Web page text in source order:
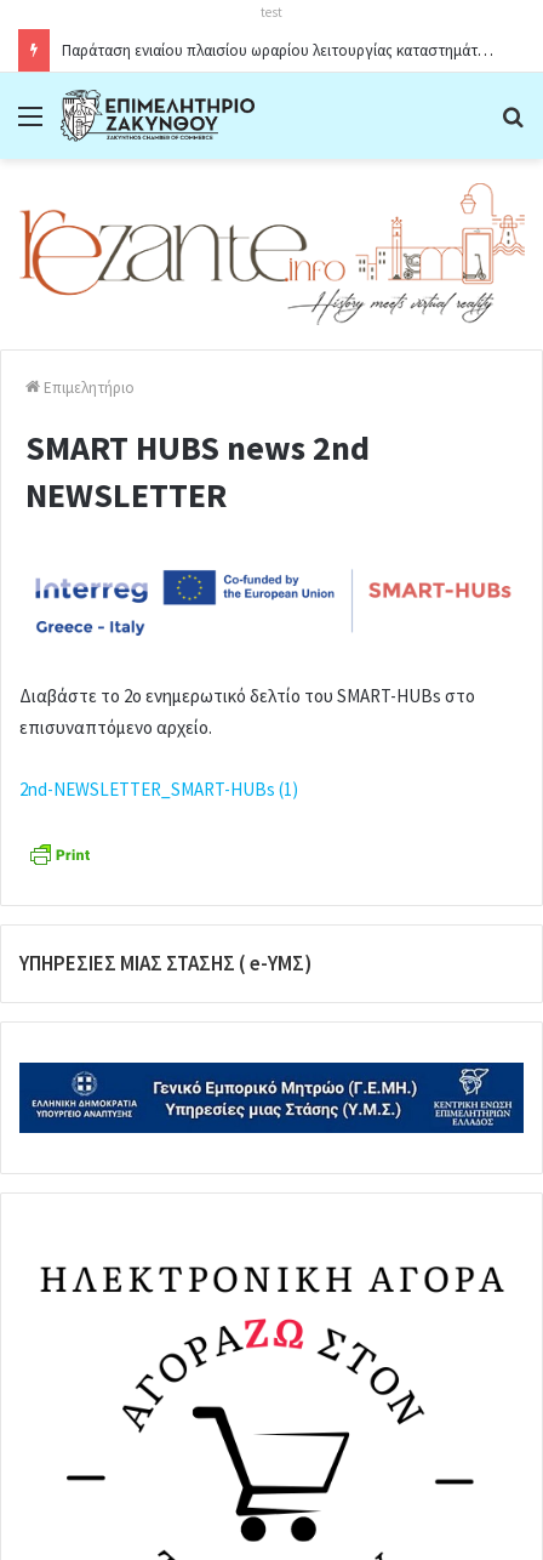
test
Παράταση ενιαίου πλαισίου ωραρίου λειτουργίας καταστημάτων στο Δήμο Ζακύνθου κατά την θερινή περίοδο 2026
Menu
Επιμελητήριο
SMART HUBS news 2nd
NEWSLETTER
Διαβάστε το 2ο ενημερωτικό δελτίο του SMART-HUBs στο
επισυναπτόμενο αρχείο.
2nd-NEWSLETTER_SMART-HUBs (1)
ΥΠΗΡΕΣΙΕΣ ΜΙΑΣ ΣΤΑΣΗΣ ( e-ΥΜΣ)